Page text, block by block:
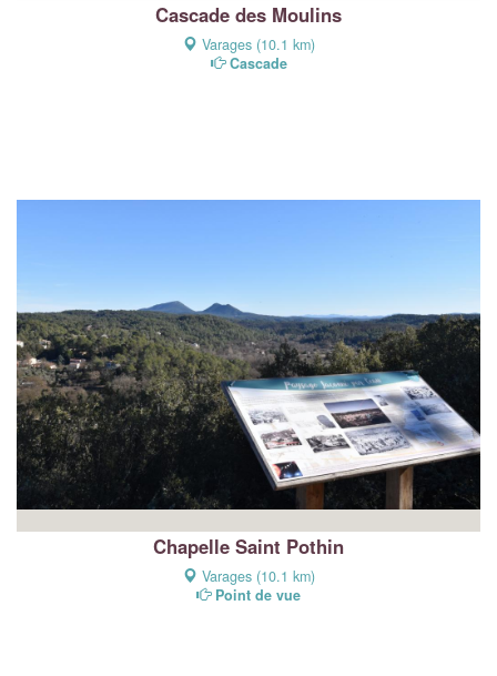
Cascade des Moulins
Varages (10.1 km)
Cascade
Chapelle Saint Pothin
Varages (10.1 km)
Point de vue